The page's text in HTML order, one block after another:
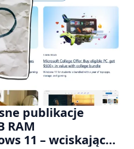
publikacje
RAM
11 – wciskając